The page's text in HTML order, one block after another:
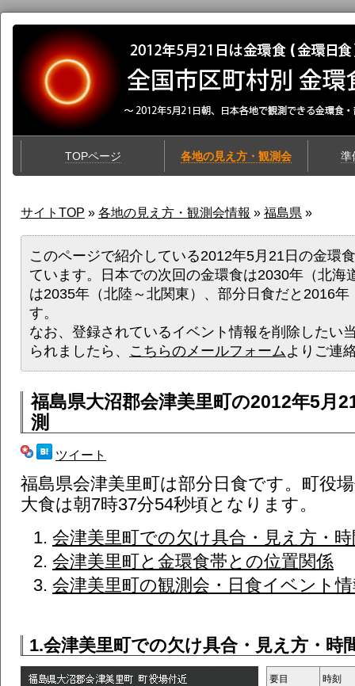
TOPページ 各地の見え方・観測会 準
サイトTOP » 各地の見え方・観測会情報 » 福島県 »
このページで紹介している2012年5月21日の金環
ています。日本での次回の金環食は2030年（北海
は2035年（北陸～北関東）、部分日食だと2016年
す。
なお、登録されているイベント情報を削除したい
られましたら、 こちらのメールフォームよりご連
福島県大沼郡会津美里町の2012年5月
測
ツイート
福島県会津美里町は部分日食です。町役
大食は朝7時37分54秒頃となります。
会津美里町での欠け具合・見え方・
会津美里町と金環食帯との位置関係
会津美里町の観測会・日食イベント
1.会津美里町での欠け具合・見え方・時
要目 時刻